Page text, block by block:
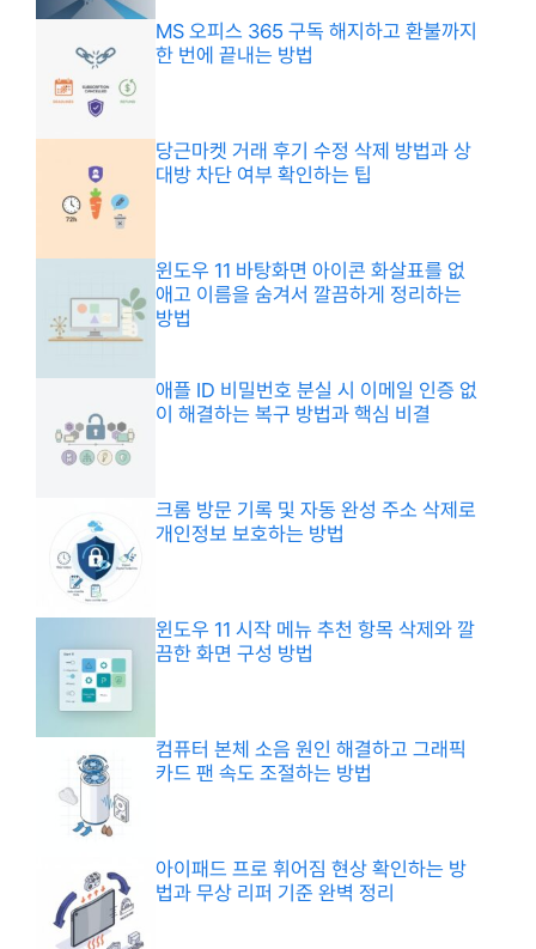
MS 오피스 365 구독 해지하고 환불까지
한 번에 끝내는 방법
당근마켓 거래 후기 수정 삭제 방법과 상
대방 차단 여부 확인하는 팁
윈도우 11 바탕화면 아이콘 화살표를 없
애고 이름을 숨겨서 깔끔하게 정리하는
방법
애플 ID 비밀번호 분실 시 이메일 인증 없
이 해결하는 복구 방법과 핵심 비결
크롬 방문 기록 및 자동 완성 주소 삭제로
개인정보 보호하는 방법
윈도우 11 시작 메뉴 추천 항목 삭제와 깔
끔한 화면 구성 방법
컴퓨터 본체 소음 원인 해결하고 그래픽
카드 팬 속도 조절하는 방법
아이패드 프로 휘어짐 현상 확인하는 방
법과 무상 리퍼 기준 완벽 정리